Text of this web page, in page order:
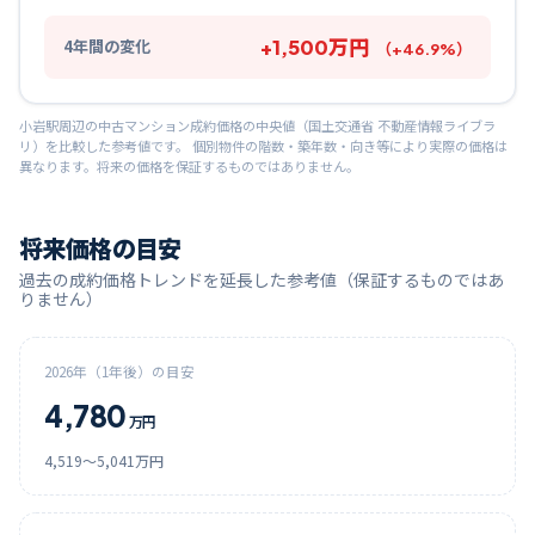
4年間の変化 +1,500万円 （+46.9%）
小岩駅周辺の中古マンション成約価格の中央値（国土交通省 不動産情報ライブラ
リ）を比較した参考値です。 個別物件の階数・築年数・向き等により実際の価格は
異なります。将来の価格を保証するものではありません。
将来価格の目安
過去の成約価格トレンドを延長した参考値（保証するものではあ
りません）
2026年（1年後）の目安
4,780 万円
4,519〜5,041 万円